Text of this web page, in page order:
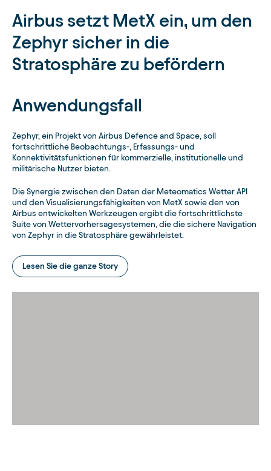
Airbus setzt MetX ein, um den
Zephyr sicher in die
Stratosphäre zu befördern
Anwendungsfall
Zephyr, ein Projekt von Airbus Defence and Space, soll
fortschrittliche Beobachtungs-, Erfassungs- und
Konnektivitätsfunktionen für kommerzielle, institutionelle und
militärische Nutzer bieten.
Die Synergie zwischen den Daten der Meteomatics Wetter API
und den Visualisierungsfähigkeiten von MetX sowie den von
Airbus entwickelten Werkzeugen ergibt die fortschrittlichste
Suite von Wettervorhersagesystemen, die die sichere Navigation
von Zephyr in die Stratosphäre gewährleistet.
Lesen Sie die ganze Story